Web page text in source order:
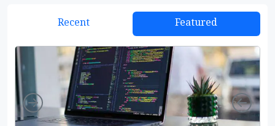
Featured
Recent
Left